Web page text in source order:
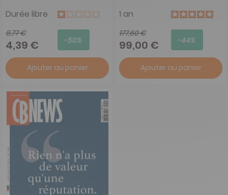
Durée libre
8,77 €
4,39 € -50%
Ajouter au panier
1 an
177,60 €
99,00 € -44%
Ajouter au panier